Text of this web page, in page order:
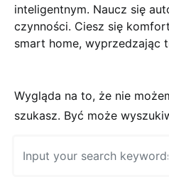
inteligentnym. Naucz się
czynności. Ciesz się
smart home, wyprzedzając
Wygląda na to, że nie
szukasz. Być może